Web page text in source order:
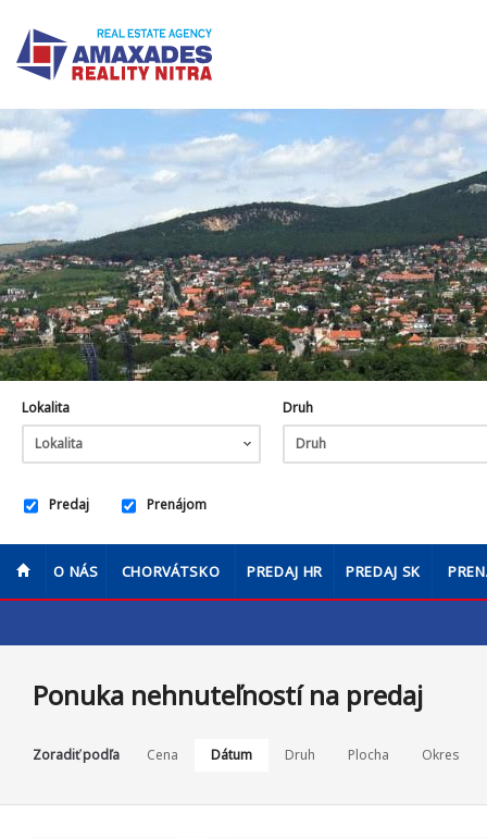
Ponuka nehnuteľností na predaj
Zoradiť podľa Cena Dátum Druh Plocha Okres
O NÁS CHORVÁTSKO PREDAJ HR PREDAJ SK
Lokalita
Lokalita
Druh
Druh
Predaj Prenájom